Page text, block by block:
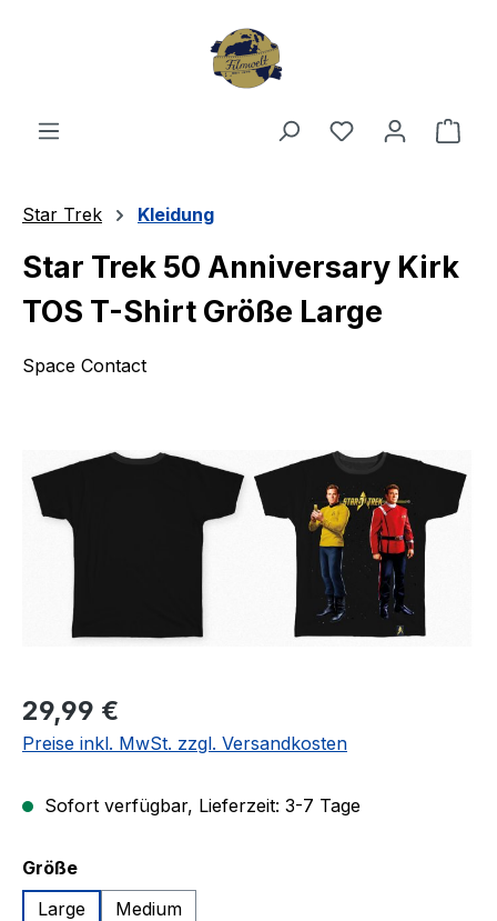
Du hast 0
Star Trek Kleidung
Star Trek 50 Anniversary Kirk
TOS T-Shirt Größe Large
Space Contact
Regulärer Preis:
29,99 €
Preise inkl. MwSt. zzgl. Versandkosten
Sofort verfügbar, Lieferzeit: 3-7 Tage
Größeauswählen
Large
Medium